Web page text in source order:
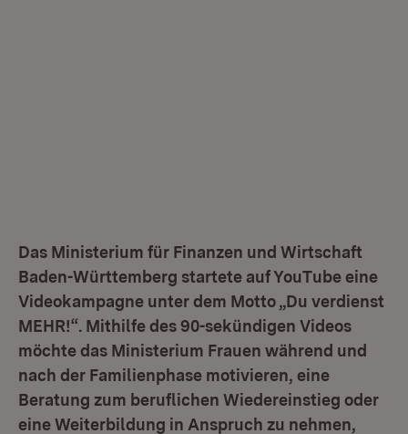
Das Ministerium für Finanzen und Wirtschaft
Baden-Württemberg startete auf YouTube eine
Videokampagne unter dem Motto „Du verdienst
MEHR!“. Mithilfe des 90-sekündigen Videos
möchte das Ministerium Frauen während und
nach der Familienphase motivieren, eine
Beratung zum beruflichen Wiedereinstieg oder
eine Weiterbildung in Anspruch zu nehmen,